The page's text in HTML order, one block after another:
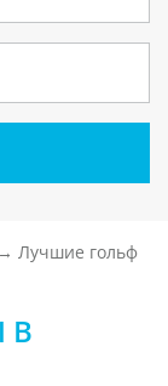
Лучшие гольф
В